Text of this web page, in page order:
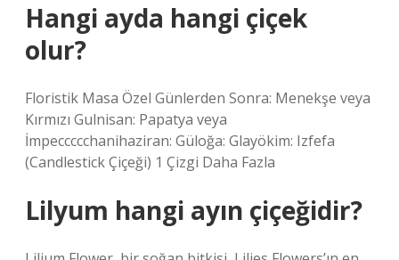
Hangi ayda hangi çiçek
olur?
Floristik Masa Özel Günlerden Sonra: Menekşe veya
Kırmızı Gulnisan: Papatya veya
İmpeccccchanihaziran: Güloğa: Glayökim: Izfefa
(Candlestick Çiçeği) 1 Çizgi Daha Fazla
Lilyum hangi ayın çiçeğidir?